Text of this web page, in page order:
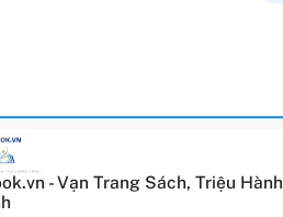
- Vạn Trang Sách, Triệu Hành